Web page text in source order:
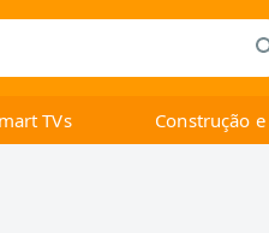
TVs Construção